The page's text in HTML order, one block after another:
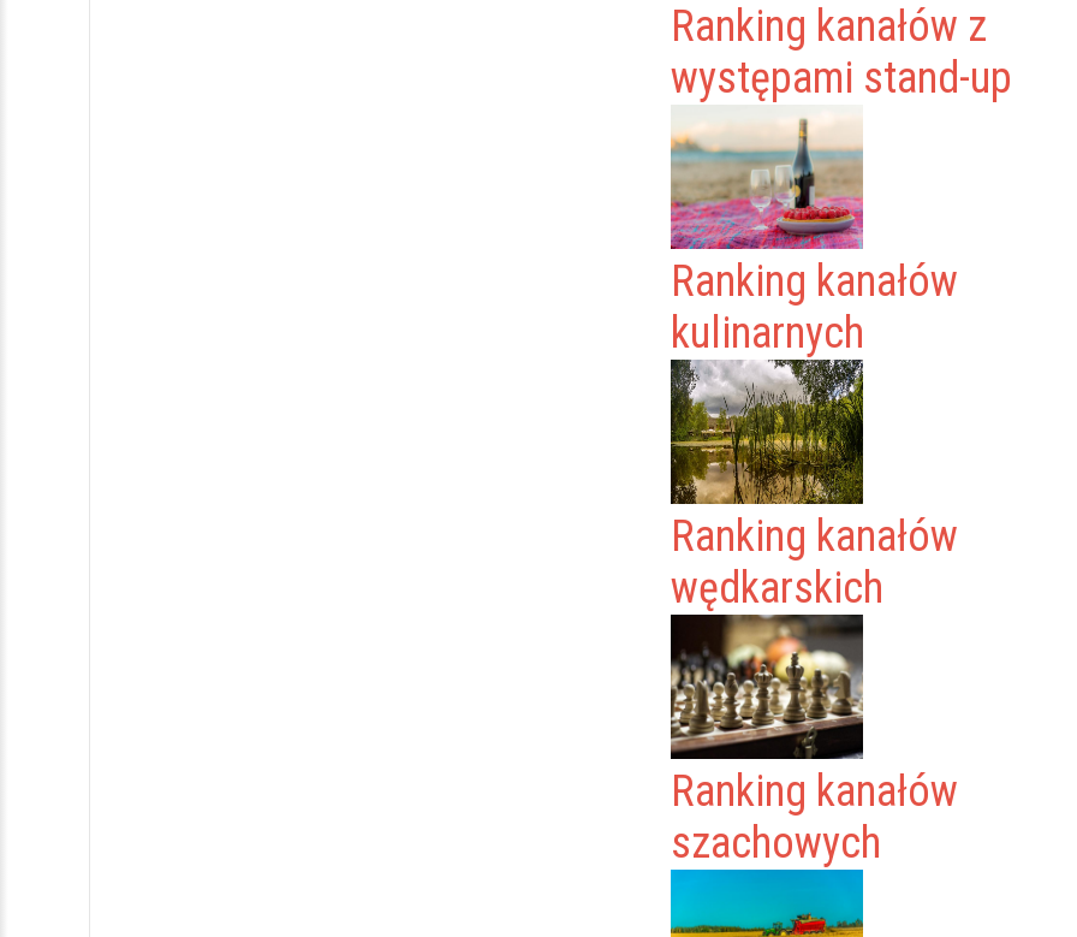
Ranking kanałów z
występami stand-up
Ranking kanałów
kulinarnych
Ranking kanałów
wędkarskich
Ranking kanałów
szachowych